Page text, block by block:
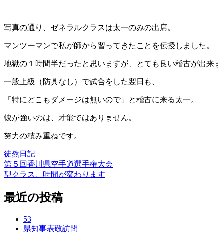
写真の通り、ゼネラルクラスは太一のみの出席。
マンツーマンで私が師から習ってきたことを伝授しました。
地獄の１時間半だったと思いますが、とても良い稽古が出来
一般上級（防具なし）で試合をした翌日も、
「特にどこもダメージは無いので」と稽古に来る太一。
彼が強いのは、才能ではありません。
努力の積み重ねです。
徒然日記
投
稿
ナ
第５回香川県空手道選手権大会
型クラス、時間が変わります
最近の投稿
53
県知事表敬訪問